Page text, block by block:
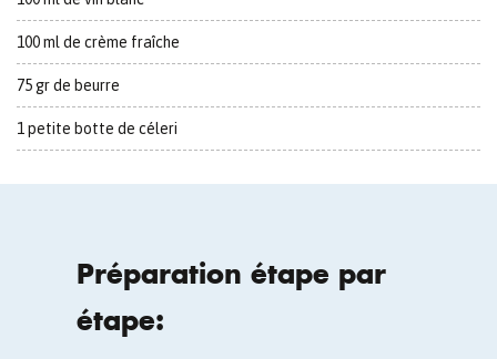
100 ml de crème fraîche
75 gr de beurre
1 petite botte de céleri
Préparation étape par
étape: